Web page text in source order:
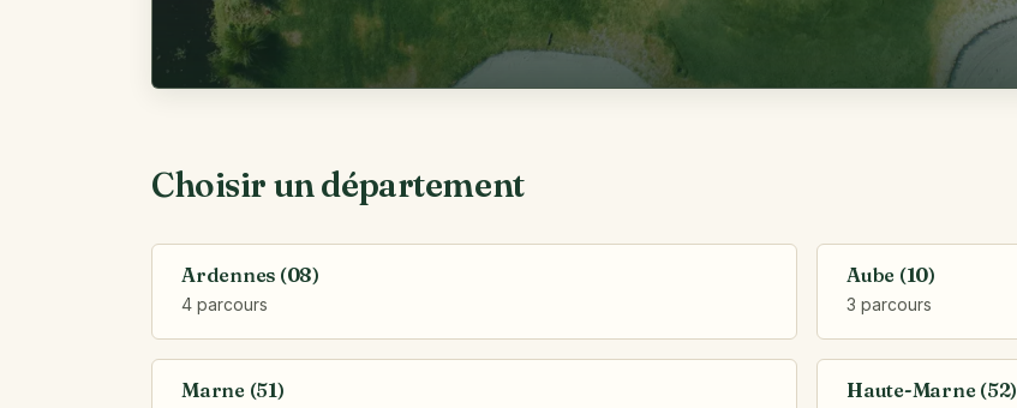
Choisir un département
Ardennes (08)
4 parcours
Aube (10)
3 parcours
Marne (51) Haute-Marne (52)